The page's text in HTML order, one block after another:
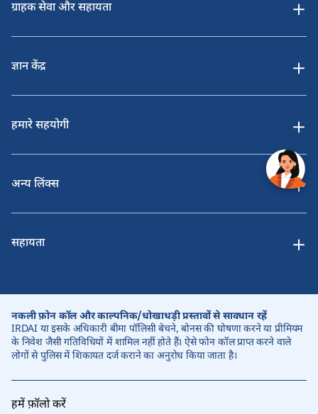
ग्राहक सेवा और सहायता
ज्ञान केंद्र
हमारे सहयोगी
अन्य लिंक्स
सहायता
नकली फ़ोन कॉल और काल्पनिक/धोखाधड़ी प्रस्तावों से सावधान रहें
IRDAI या इसके अधिकारी बीमा पॉलिसी बेचने, बोनस की घोषणा करने या प्रीमियम
के निवेश जैसी गतिविधियों में शामिल नहीं होते हैं। ऐसे फोन कॉल प्राप्त करने वाले
लोगों से पुलिस में शिकायत दर्ज कराने का अनुरोध किया जाता है।
हमें फ़ॉलो करें